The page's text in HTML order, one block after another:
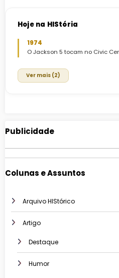
Hoje na HIStória
1974
O Jackson 5 tocam no Civic
Ver mais (2)
Publicidade
Colunas e Assuntos
Arquivo HIStórico
Artigo
Destaque
Humor